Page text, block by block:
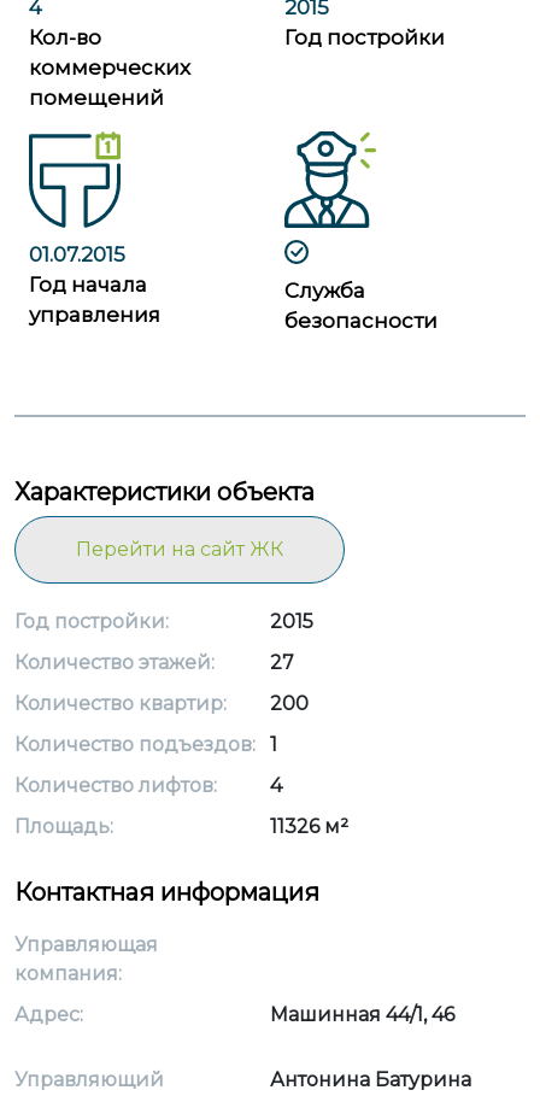
4
Кол-во
коммерческих
помещений
2015
Год постройки
01.07.2015
Год начала
управления
Служба
безопасности
Характеристики объекта
Перейти на сайт ЖК
Год постройки:
2015
Количество этажей:
27
Количество квартир:
200
Количество подъездов:
1
Количество лифтов:
4
Площадь:
11326 м²
Контактная информация
Управляющая
компания:
Адрес:
Машинная 44/1, 46
Управляющий
Антонина Батурина